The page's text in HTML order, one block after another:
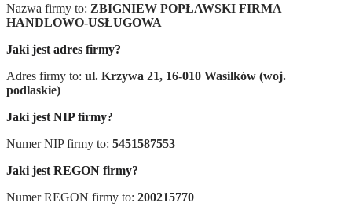
Nazwa firmy to: ZBIGNIEW POPŁAWSKI FIRMA
HANDLOWO-USŁUGOWA
Jaki jest adres firmy?
Adres firmy to: ul. Krzywa 21, 16-010 Wasilków (woj.
podlaskie)
Jaki jest NIP firmy?
Numer NIP firmy to: 5451587553
Jaki jest REGON firmy?
Numer REGON firmy to: 200215770